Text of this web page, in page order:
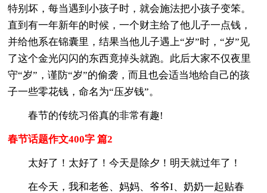
特别坏，每当遇到小孩子时，就会施法把小孩子变笨。
直到有一年新年的时候，一个财主给了他儿子一点钱，
并给他系在锦囊里，结果当他儿子遇上“岁”时，“岁”见
了这个金光闪闪的东西竟掉头就跑。此后大家不仅夜里
守“岁”，谨防“岁”的偷袭，而且也会适当地给自己的孩
子一些零花钱，命名为“压岁钱”。
春节的传统习俗真的非常有趣!
春节话题作文400字 篇2
太好了！太好了！今天是除夕！明天就过年了！
在今天，我和老爸、妈妈、爷爷I、奶奶一起贴春